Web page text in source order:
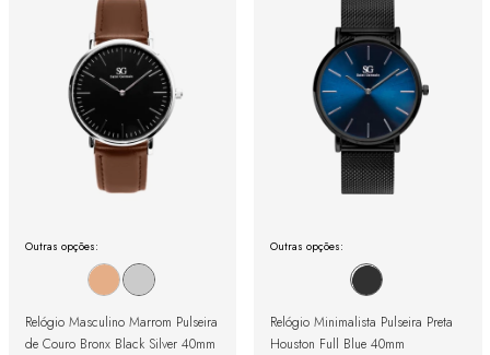
Outras opções:
Relógio Masculino Marrom Pulseira
de Couro Bronx Black Silver 40mm
Outras opções:
Relógio Minimalista Pulseira Preta
Houston Full Blue 40mm